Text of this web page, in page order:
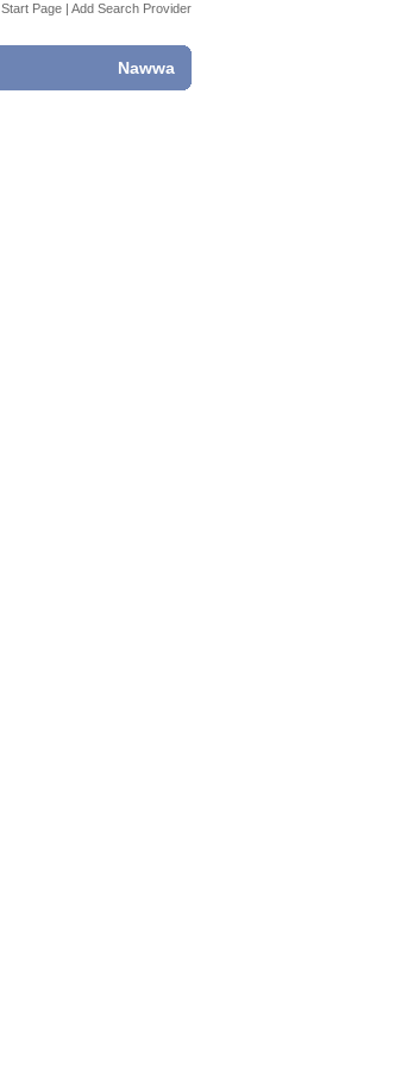
Start Page | Add Search Provider
Nawwa